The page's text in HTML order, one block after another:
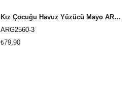
Kız Çocuğu Havuz Yüzücü Mayo ARG-2560 Kırmızı
ARG2560-3
₺79,90